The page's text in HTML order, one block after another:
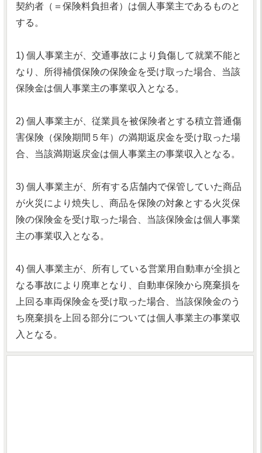
契約者（＝保険料負担者）は個人事業主であるものと
する。
1) 個人事業主が、交通事故により負傷して就業不能と
なり、所得補償保険の保険金を受け取った場合、当該
保険金は個人事業主の事業収入となる。
2) 個人事業主が、従業員を被保険者とする積立普通傷
害保険（保険期間５年）の満期返戻金を受け取った場
合、当該満期返戻金は個人事業主の事業収入となる。
3) 個人事業主が、所有する店舗内で保管していた商品
が火災により焼失し、商品を保険の対象とする火災保
険の保険金を受け取った場合、当該保険金は個人事業
主の事業収入となる。
4) 個人事業主が、所有している営業用自動車が全損と
なる事故により廃車となり、自動車保険から廃棄損を
上回る車両保険金を受け取った場合、当該保険金のう
ち廃棄損を上回る部分については個人事業主の事業収
入となる。